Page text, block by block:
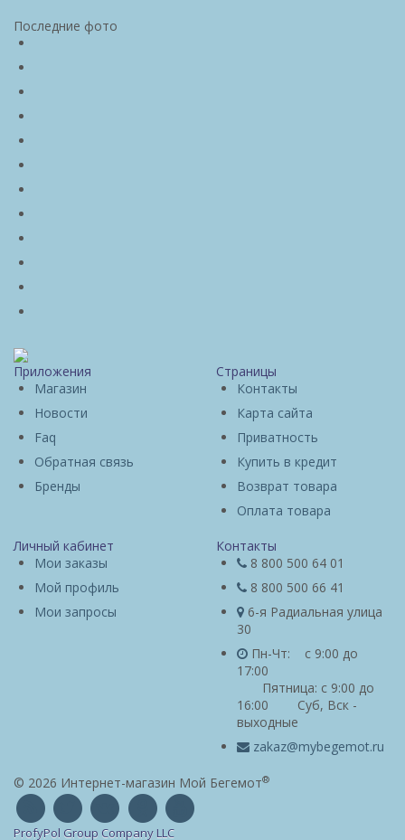
Последние фото
Приложения
Магазин
Новости
Faq
Обратная связь
Бренды
Страницы
Контакты
Карта сайта
Приватность
Купить в кредит
Возврат товара
Оплата товара
Личный кабинет
Мои заказы
Мой профиль
Мои запросы
Контакты
8 800 500 64 01
8 800 500 66 41
6-я Радиальная улица
30
Пн-Чт: с 9:00 до
17:00
Пятница: с 9:00 до
16:00 Суб, Вск -
выходные
zakaz@mybegemot.ru
© 2026 Интернет-магазин Мой Бегемот®
ProfyPol Group Company LLC